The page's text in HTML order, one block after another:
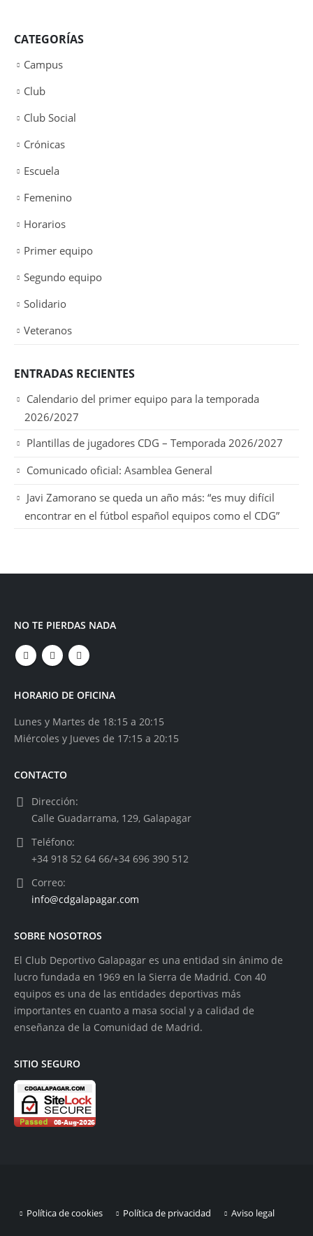
CATEGORÍAS
Campus
Club
Club Social
Crónicas
Escuela
Femenino
Horarios
Primer equipo
Segundo equipo
Solidario
Veteranos
ENTRADAS RECIENTES
Calendario del primer equipo para la temporada
2026/2027
Plantillas de jugadores CDG – Temporada 2026/2027
Comunicado oficial: Asamblea General
Javi Zamorano se queda un año más: “es muy difícil
encontrar en el fútbol español equipos como el CDG”
NO TE PIERDAS NADA
HORARIO DE OFICINA
Lunes y Martes de 18:15 a 20:15
Miércoles y Jueves de 17:15 a 20:15
CONTACTO
Dirección:
Calle Guadarrama, 129, Galapagar
Teléfono:
+34 918 52 64 66/+34 696 390 512
Correo:
info@cdgalapagar.com
SOBRE NOSOTROS
El Club Deportivo Galapagar es una entidad sin ánimo de
lucro fundada en 1969 en la Sierra de Madrid. Con 40
equipos es una de las entidades deportivas más
importantes en cuanto a masa social y a calidad de
enseñanza de la Comunidad de Madrid.
SITIO SEGURO
Política de cookies Política de privacidad Aviso legal